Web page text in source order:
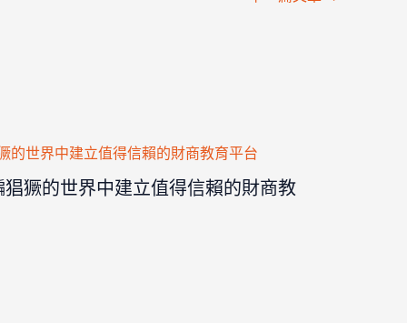
獗的世界中建立值得信賴的財商教